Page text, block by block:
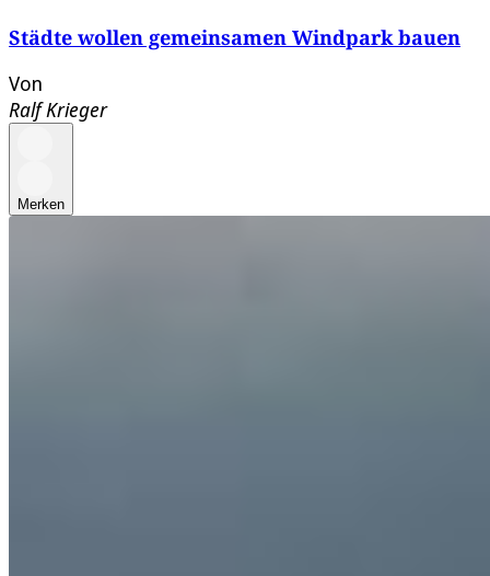
Städte wollen gemeinsamen Windpark bauen
Von
Ralf Krieger
Merken